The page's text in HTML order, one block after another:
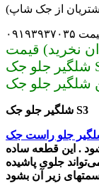
نخرید) قیمت
شلگیر جلو جک S3 | شلگیر جلو راست جک S3 |
S3
. این قطعه ساده
جلوی پاشیده